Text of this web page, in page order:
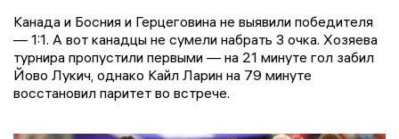
Канада и Босния и Герцеговина не выявили победителя
— 1:1. А вот канадцы не сумели набрать 3 очка. Хозяева
турнира пропустили первыми — на 21 минуте гол забил
Йово Лукич, однако Кайл Ларин на 79 минуте
восстановил паритет во встрече.